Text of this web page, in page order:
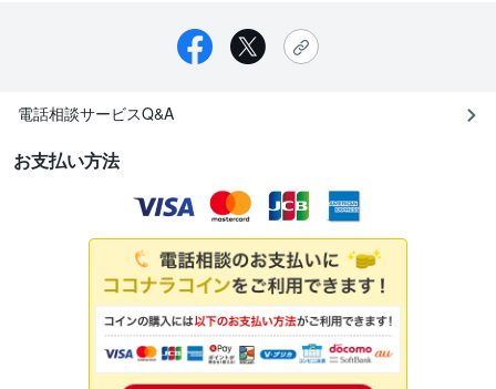
電話相談サービスQ&A
お支払い方法